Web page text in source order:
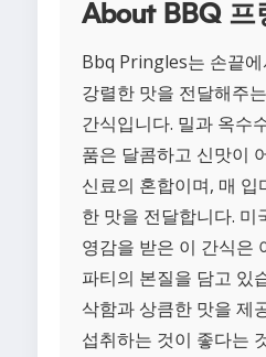
About BBQ 프
Bbq Pringles는 손끝
강렬한 맛을 전달해주
간식입니다. 밀과 옥수
품은 달콤하고 신맛이
신료의 혼합이며, 매
한 맛을 전달합니다. 미
영감을 받은 이 간식은
파티의 본질을 담고 있
삭함과 상큼한 맛을 제
섭취하는 것이 좋다는